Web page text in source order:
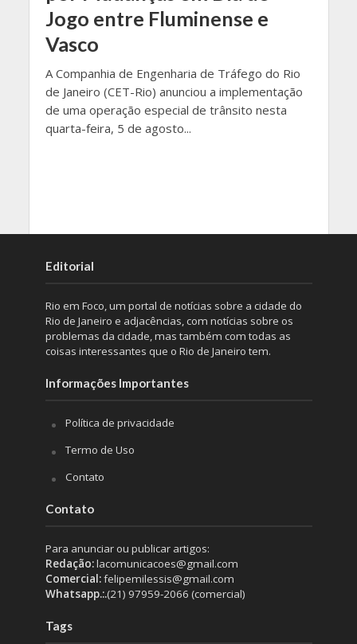
Jogo entre Fluminense e
Vasco
A Companhia de Engenharia de Tráfego do Rio
de Janeiro (CET-Rio) anunciou a implementação
de uma operação especial de trânsito nesta
quarta-feira, 5 de agosto...
Editorial
Rio em Foco, um portal de notícias sobre a cidade do
Rio de Janeiro e adjacências, com notícias sobre os
problemas da cidade, mas também com todas as
coisas interessantes que o Rio de Janeiro tem.
Informações Importantes
Política de privacidade
Termo de Uso
Contato
Contato
Para anunciar ou publicar artigos:
Redação:lacomunicacoes@gmail.com
Comercial:felipemilessis@gmail.com
Whatsapp.:.(21) 97959-2066 (comercial)
Tags